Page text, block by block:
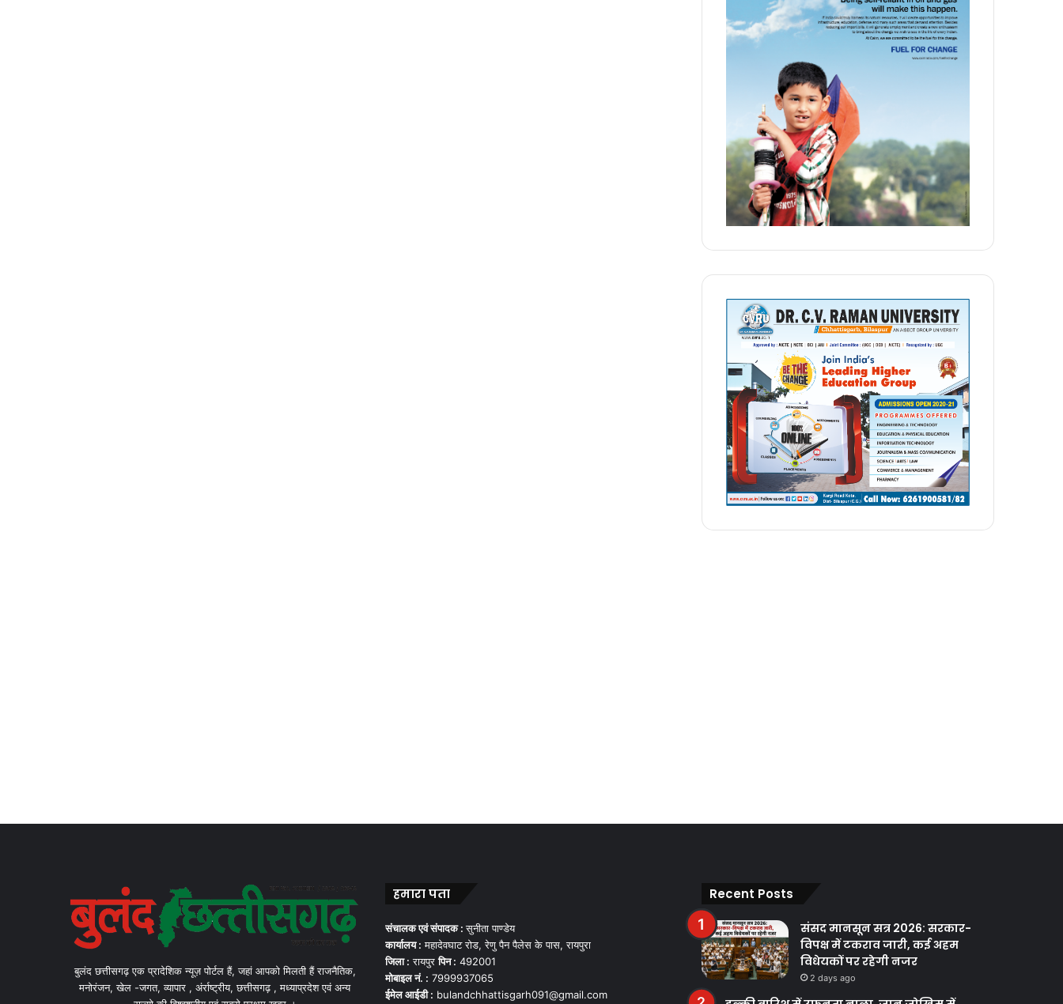
बुलंद छत्तीसगढ़ एक प्रादेशिक न्यूज़ पोर्टल हैं, जहां आपको मिलती हैं राजनैतिक,
मनोरंजन, खेल -जगत, व्यापार , अंर्राष्ट्रीय, छत्तीसगढ़ , मध्याप्रदेश एवं अन्य
हमारा पता
संचालक एवं संपादक :सुनीता पाण्डेय
कार्यालय : महादेवघाट रोड, रेणु पैन पैलेस के पास, रायपुरा
जिला : रायपुरपिन : 492001
मोबाइल नं. : 7999937065
ईमेल आईडी : bulandchhattisgarh091@gmail.com
Recent Posts
संसद मानसून सत्र 2026: सरकार-
विपक्ष में टकराव जारी, कई अहम
विधेयकों पर रहेगी नजर
2 days ago